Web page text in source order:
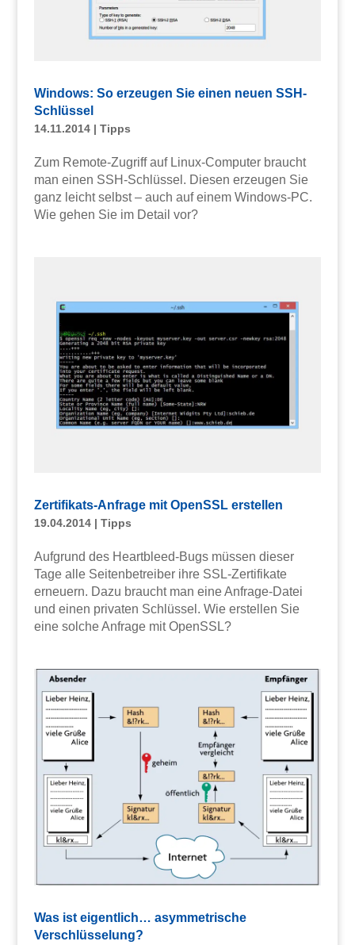
Windows: So erzeugen Sie einen neuen SSH-
Schlüssel
14.11.2014| Tipps
Zum Remote-Zugriff auf Linux-Computer braucht
man einen SSH-Schlüssel. Diesen erzeugen Sie
ganz leicht selbst – auch auf einem Windows-PC.
Wie gehen Sie im Detail vor?
Zertifikats-Anfrage mit OpenSSL erstellen
19.04.2014| Tipps
Aufgrund des Heartbleed-Bugs müssen dieser
Tage alle Seitenbetreiber ihre SSL-Zertifikate
erneuern. Dazu braucht man eine Anfrage-Datei
und einen privaten Schlüssel. Wie erstellen Sie
eine solche Anfrage mit OpenSSL?
Was ist eigentlich… asymmetrische
Verschlüsselung?